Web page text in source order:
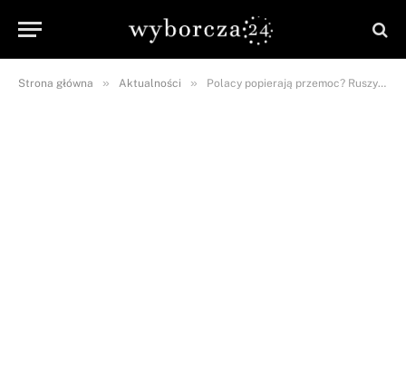
Strona główna » Aktualności » Polacy popierają przemoc? Ruszyły zbiórki na rzecz posła Grzegorza Brauna